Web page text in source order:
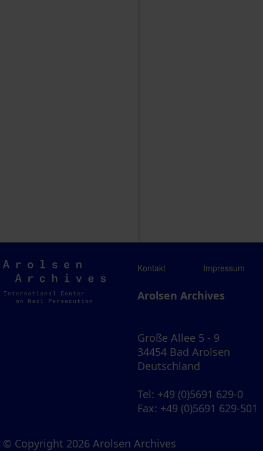
Arolsen
Archives
Kontakt Impressum
Arolsen Archives
Große Allee 5 - 9
34454 Bad Arolsen
Deutschland
Tel: +49 (0)5691 629-0
Fax: +49 (0)5691 629-501
© Copyright 2026 Arolsen Archives